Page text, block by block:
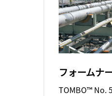
フォームナ
TOMBO™ No.